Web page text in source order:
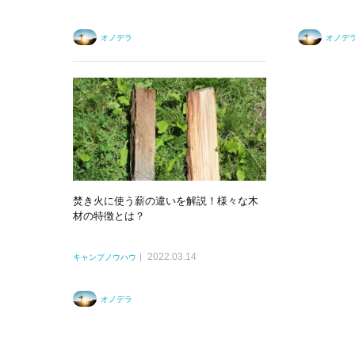
オノデラ オノデ
焚き火に使う薪の違いを解説！様々な木
材の特徴とは？
キャンプノウハウ 2022.03.14
オノデラ